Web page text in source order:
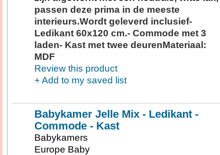
passen deze prima in de meeste
interieurs.Wordt geleverd inclusief-
Ledikant 60x120 cm.- Commode met 3
laden- Kast met twee deurenMateriaal:
MDF
Review this product
+ Add to my saved list
Babykamer Jelle Mix - Ledikant -
Commode - Kast
Babykamers
Europe Baby